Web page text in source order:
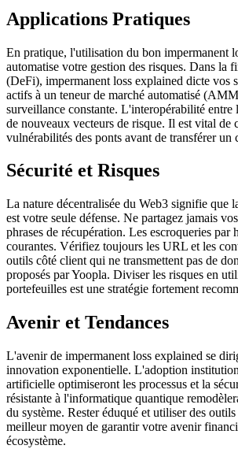
Applications Pratiques
En pratique, l'utilisation du bon impermanent
automatise votre gestion des risques. Dans la
(DeFi), impermanent loss explained dicte vos
actifs à un teneur de marché automatisé
surveillance constante. L'interopérabilité entre
de nouveaux vecteurs de risque. Il est vital de
vulnérabilités des ponts avant de transférer un
Sécurité et Risques
La nature décentralisée du Web3 signifie que
est votre seule défense. Ne partagez jamais
phrases de récupération. Les escroqueries par
courantes. Vérifiez toujours les URL et les
outils côté client qui ne transmettent pas de
proposés par Yoopla. Diviser les risques en
portefeuilles est une stratégie fortement
Avenir et Tendances
L'avenir de impermanent loss explained se
innovation exponentielle. L'adoption
artificielle optimiseront les processus et la
résistante à l'informatique quantique
du système. Rester éduqué et utiliser des outils
meilleur moyen de garantir votre avenir
écosystème.